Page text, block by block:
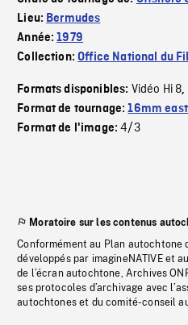
Lieu: Bermudes
Année:1979
Collection:Office National du
Formats disponibles: Vidéo Hi 8,
Format de tournage:16mm
Format de l'image:4/3
Moratoire sur les contenus
Conformément au Plan autochtone
développés par imagineNATIVE et
de l’écran autochtone, Archives
ses protocoles d’archivage avec
autochtones et du comité-conseil